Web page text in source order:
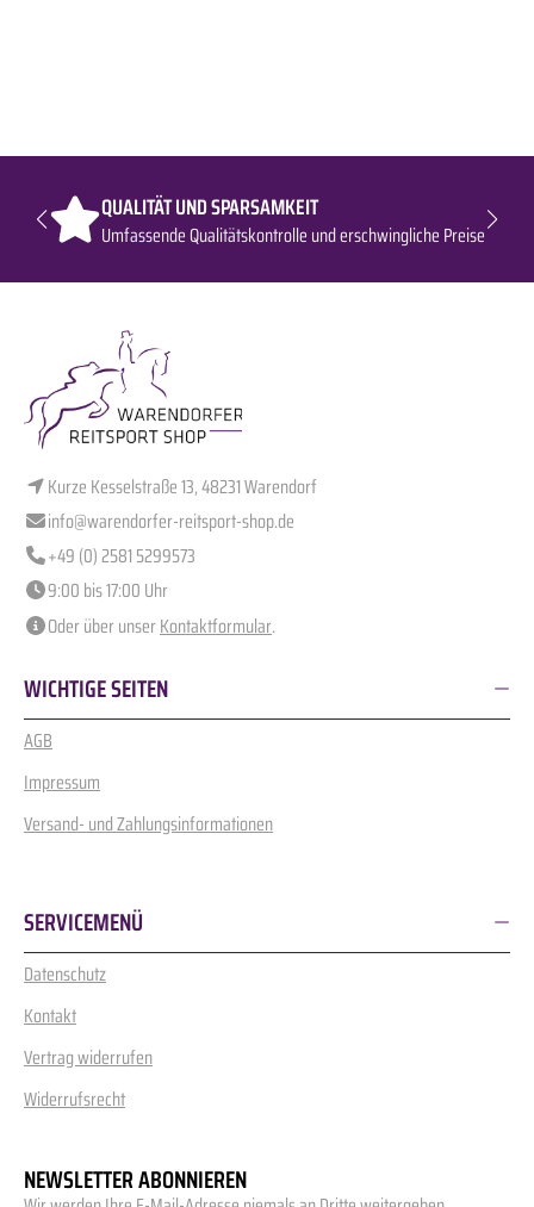
QUALITÄT UND SPARSAMKEIT
Umfassende Qualitätskontrolle und erschwingliche Preise
Kurze Kesselstraße 13, 48231 Warendorf
info@warendorfer-reitsport-shop.de
+49 (0) 2581 5299573
9:00 bis 17:00 Uhr
Oder über unserKontaktformular.
WICHTIGE SEITEN
AGB
Impressum
Versand- und Zahlungsinformationen
SERVICEMENÜ
Datenschutz
Kontakt
Vertrag widerrufen
Widerrufsrecht
NEWSLETTER ABONNIEREN